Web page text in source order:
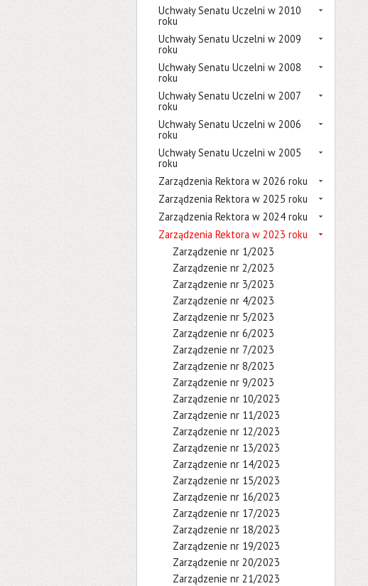
Uchwały Senatu Uczelni w 2010
roku
Uchwały Senatu Uczelni w 2009
roku
Uchwały Senatu Uczelni w 2008
roku
Uchwały Senatu Uczelni w 2007
roku
Uchwały Senatu Uczelni w 2006
roku
Uchwały Senatu Uczelni w 2005
roku
Zarządzenia Rektora w 2026 roku
Zarządzenia Rektora w 2025 roku
Zarządzenia Rektora w 2024 roku
Zarządzenia Rektora w 2023 roku
Zarządzenie nr 1/2023
Zarządzenie nr 2/2023
Zarządzenie nr 3/2023
Zarządzenie nr 4/2023
Zarządzenie nr 5/2023
Zarządzenie nr 6/2023
Zarządzenie nr 7/2023
Zarządzenie nr 8/2023
Zarządzenie nr 9/2023
Zarządzenie nr 10/2023
Zarządzenie nr 11/2023
Zarządzenie nr 12/2023
Zarządzenie nr 13/2023
Zarządzenie nr 14/2023
Zarządzenie nr 15/2023
Zarządzenie nr 16/2023
Zarządzenie nr 17/2023
Zarządzenie nr 18/2023
Zarządzenie nr 19/2023
Zarządzenie nr 20/2023
Zarządzenie nr 21/2023